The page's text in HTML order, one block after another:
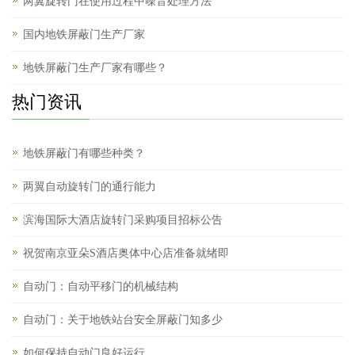
国内地铁屏蔽门生产厂家
地铁屏蔽门生产厂家有哪些？
热门资讯
地铁屏蔽门有哪些种类？
两翼自动旋转门的通行能力
滨海国际大酒店旋转门采购项目招标公告
祝贺南京亚朵S酒店奥体中心店准备就绪即
自动门：自动平移门的机械结构
自动门：关于地铁站台安全屏蔽门知多少